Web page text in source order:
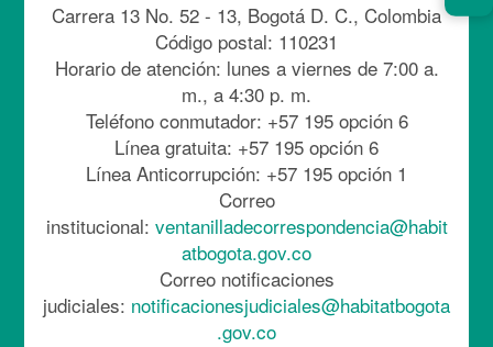
Carrera 13 No. 52 - 13, Bogotá D. C., Colombia
Código postal: 110231
Horario de atención: lunes a viernes de 7:00 a.
m., a 4:30 p. m.
Teléfono conmutador: +57 195 opción 6
Línea gratuita: +57 195 opción 6
Línea Anticorrupción: +57 195 opción 1
Correo
institucional: ventanilladecorrespondencia@habit
atbogota.gov.co
Correo notificaciones
judiciales: notificacionesjudiciales@habitatbogota
.gov.co